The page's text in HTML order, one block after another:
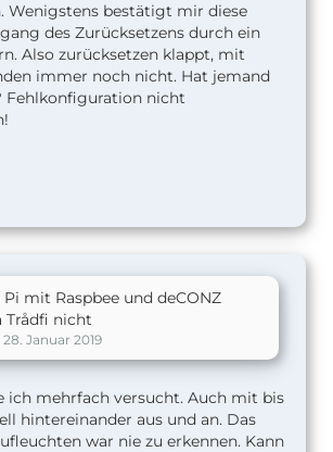
Wenigstens bestätigt mir diese
des Zurücksetzens durch ein
Also zurücksetzen klappt, mit
immer noch nicht. Hat jemand
Fehlkonfiguration nicht
Pi mit Raspbee und deCONZ
Trådfi nicht
28. Januar 2019
ich mehrfach versucht. Auch mit bis
hintereinander aus und an. Das
war nie zu erkennen. Kann